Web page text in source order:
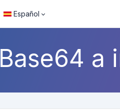
Español
Base64 a